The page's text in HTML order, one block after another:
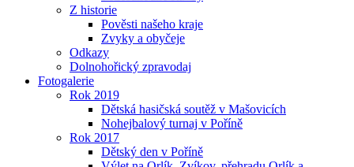
Z historie
Pověsti našeho kraje
Zvyky a obyčeje
Odkazy
Dolnohořický zpravodaj
Fotogalerie
Rok 2019
Dětská hasičská soutěž v Mašovicích
Nohejbalový turnaj v Poříně
Rok 2017
Dětský den v Poříně